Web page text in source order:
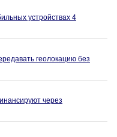
устройствах 4
геолокацию без
через